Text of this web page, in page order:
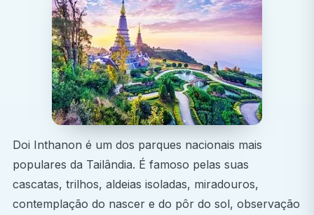
Saiba como funciona o sistema de saúde num país
em rápido desenvolvimento, incluindo as
diferenças entre os sistemas público e privado.
Redes de contactos profissionais
Construa ligações significativas com profissionais
da área médica e outros estagiários de todo o
Experiência Cultural Imersiva
vibrantes mercados noturnos, a cozinha tradicional
Doi Inthanon é um dos parques nacionais mais
populares da Tailândia. É famoso pelas suas
cascatas, trilhos, aldeias isoladas, miradouros,
contemplação do nascer e do pôr do sol, observação